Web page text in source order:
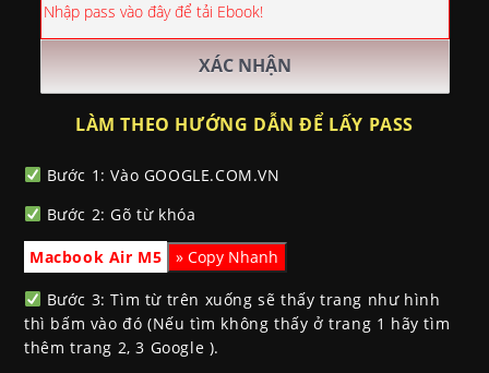
LÀM THEO HƯỚNG DẪN ĐỂ LẤY PASS
Bước 1: Vào GOOGLE.COM.VN
Bước 2: Gõ từ khóa
Macbook Air M5
Bước 3: Tìm từ trên xuống sẽ thấy trang như hình
thì bấm vào đó (Nếu tìm không thấy ở trang 1 hãy tìm
thêm trang 2, 3 Google ).